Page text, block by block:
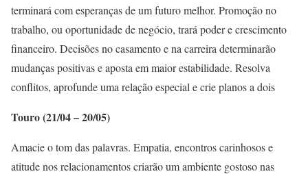
terminará com esperanças de um futuro melhor. Promoção no
trabalho, ou oportunidade de negócio, trará poder e crescimento
financeiro. Decisões no casamento e na carreira determinarão
mudanças positivas e aposta em maior estabilidade. Resolva
conflitos, aprofunde uma relação especial e crie planos a dois
Touro (21/04 – 20/05)
Amacie o tom das palavras. Empatia, encontros carinhosos e
atitude nos relacionamentos criarão um ambiente gostoso nas